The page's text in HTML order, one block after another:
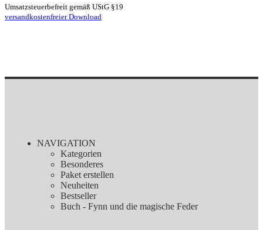
Umsatzsteuerbefreit gemäß UStG §19
versandkostenfreier Download
NAVIGATION
Kategorien
Besonderes
Paket erstellen
Neuheiten
Bestseller
Buch - Fynn und die magische Feder